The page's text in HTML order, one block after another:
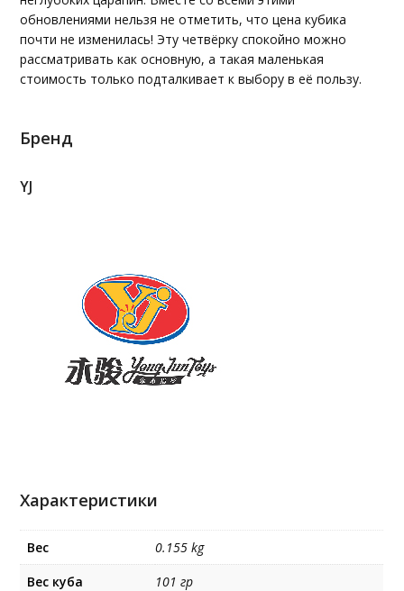
обновлениями нельзя не отметить, что цена кубика
почти не изменилась! Эту четвёрку спокойно можно
рассматривать как основную, а такая маленькая
стоимость только подталкивает к выбору в её пользу.
Бренд
YJ
Характеристики
Вес
0.155 kg
Вес куба
101 гр